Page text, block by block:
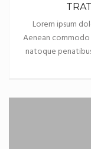
Lorem ipsum
Aenean commodo
natoque